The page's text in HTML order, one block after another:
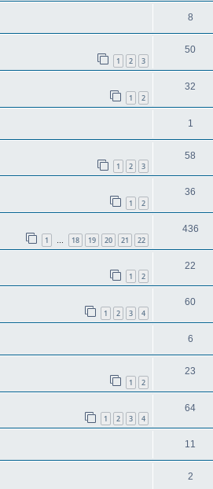
8
1 2 3
50
1 2
32
1
1 2 3
58
1 2
36
1 … 18 19 20 21 22
436
1 2
22
1 2 3 4
60
6
1 2
23
1 2 3 4
64
11
2